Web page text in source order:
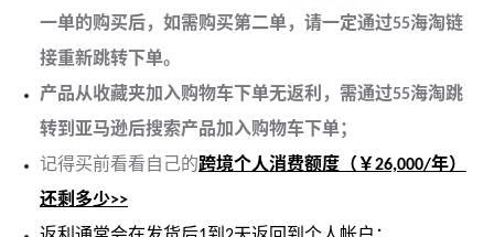
一单的购买后，如需购买第二单，请一定通过55海淘链
接重新跳转下单。
产品从收藏夹加入购物车下单无返利，需通过55海淘跳
转到亚马逊后搜索产品加入购物车下单；
记得买前看看自己的跨境个人消费额度（￥26,000/年）
还剩多少>>